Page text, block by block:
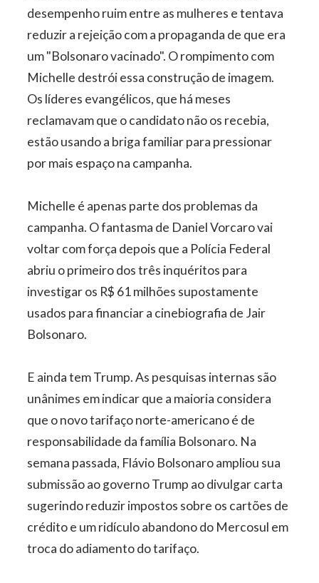
desempenho ruim entre as mulheres e tentava
reduzir a rejeição com a propaganda de que era
um "Bolsonaro vacinado". O rompimento com
Michelle destrói essa construção de imagem.
Os líderes evangélicos, que há meses
reclamavam que o candidato não os recebia,
estão usando a briga familiar para pressionar
por mais espaço na campanha.
Michelle é apenas parte dos problemas da
campanha. O fantasma de Daniel Vorcaro vai
voltar com força depois que a Polícia Federal
abriu o primeiro dos três inquéritos para
investigar os R$ 61 milhões supostamente
usados para financiar a cinebiografia de Jair
Bolsonaro.
E ainda tem Trump. As pesquisas internas são
unânimes em indicar que a maioria considera
que o novo tarifaço norte-americano é de
responsabilidade da família Bolsonaro. Na
semana passada, Flávio Bolsonaro ampliou sua
submissão ao governo Trump ao divulgar carta
sugerindo reduzir impostos sobre os cartões de
crédito e um ridículo abandono do Mercosul em
troca do adiamento do tarifaço.